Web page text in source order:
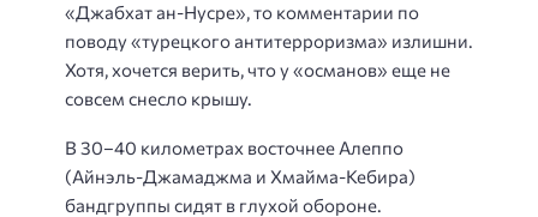
«Джабхат ан-Нусре», то комментарии по
поводу «турецкого антитерроризма» излишни.
Хотя, хочется верить, что у «османов» еще не
совсем снесло крышу.
В 30–40 километрах восточнее Алеппо
(Айнэль-Джамаджма и Хмайма-Кебира)
бандгруппы сидят в глухой обороне.